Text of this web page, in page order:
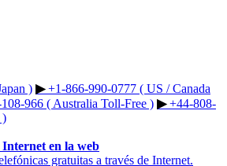
) ▶︎+1-866-990-0777 ( US / Canada
966 ( Australia Toll-Free ) ▶︎+44-808-
)
en la web
gratuitas a través de Internet.